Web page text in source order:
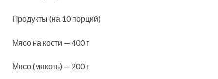
Продукты (на 10 порций)
Мясо на кости — 400 г
Мясо (мякоть) — 200 г